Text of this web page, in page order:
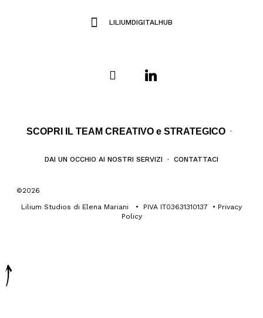
SCOPRI IL TEAM CREATIVO e STRATEGICO ·
DAI UN OCCHIO AI NOSTRI SERVIZI · CONTATTACI
LILIUMDIGITALHUB
©2026
Lilium Studios di Elena Mariani • PIVA IT03631310137 • Privacy
Policy